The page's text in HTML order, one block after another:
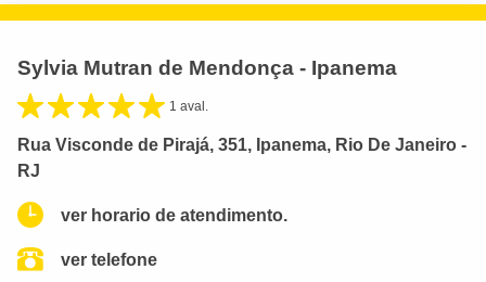
Sylvia Mutran de Mendonça - Ipanema
1 aval.
Rua Visconde de Pirajá, 351, Ipanema, Rio De Janeiro -
RJ
ver horario de atendimento.
ver telefone